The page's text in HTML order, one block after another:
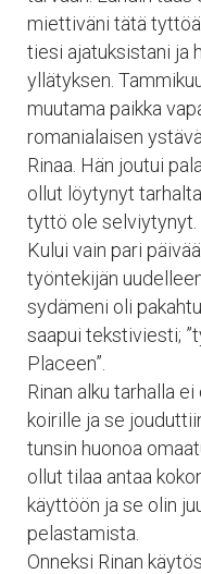
miettiväni tätä
tiesi ajatuksistani ja
yllätyksen.
muutama paikka
romanialaisen
Rinaa. Hän joutui
ollut löytynyt
tyttö ole selviytynyt.
Kului vain pari
työntekijän
sydämeni oli
saapui tekstiviesti;
Placeen”.
Rinan alku tarhalla
koirille ja se
tunsin huonoa
ollut tilaa antaa
käyttöön ja se olin
pelastamista.
Onneksi Rinan